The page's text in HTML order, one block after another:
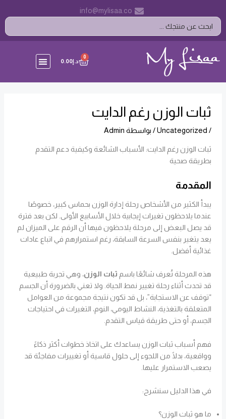
إلى
المحتوى
info@mylisaa.co
Search
...
د.إ0.00
0
CART
ثبات الوزن رغم الدايت
/
Uncategorized/ بواسطة Admin
ثبات الوزن رغم الدايت: الأسباب الشائعة وكيفية دعم التقدم
بطريقة صحية
المقدمة
يبدأ الكثير من الأشخاص رحلة إدارة الوزن بحماس كبير، خصوصًا
عندما يلاحظون تغيرات إيجابية خلال الأسابيع الأولى. لكن بعد فترة
قد يصل البعض إلى مرحلة يلاحظون فيها أن الرقم على الميزان لم
يعد يتغير بنفس السرعة السابقة، رغم استمرارهم في اتباع عادات
غذائية أفضل.
هذه المرحلة تُعرف شائعًا باسم ثبات الوزن، وهي تجربة طبيعية
قد تحدث أثناء رحلة تغيير نمط الحياة. ولا تعني بالضرورة أن الجسم
“توقف عن الاستجابة”، بل قد تكون نتيجة مجموعة من العوامل
المتعلقة بالتغذية، النشاط اليومي، النوم، التغيرات في احتياجات
الجسم، أو حتى طريقة قياس التقدم.
فهم أسباب ثبات الوزن يساعدك على اتخاذ خطوات أكثر ذكاءً
وواقعية، بدلًا من اللجوء إلى حلول قاسية أو تغييرات مفاجئة قد
يصعب الاستمرار عليها.
في هذا الدليل سنشرح:
ما هو ثبات الوزن؟
navigation